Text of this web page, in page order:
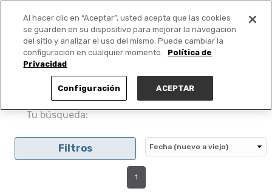
PUBLICA GRATIS +
Tu búsqueda:
Filtros
1
Al hacer clic en “Aceptar”, usted acepta que las cookies
se guarden en su dispositivo para mejorar la navegación
del sitio y analizar el uso del mismo. Puede cambiar la
configuración en cualquier momento.
Política de
Privacidad
Configuración ACEPTAR